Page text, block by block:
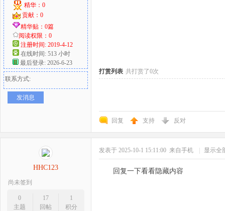
爱
精华：0
贡献：0
精华贴：0篇
阅读权限：0
注册时间: 2019-4-12
在线时间: 513 小时
最后登录: 2026-6-23
联系方式:
发消息
打赏列表 共打赏了0次
回复 支持 反对
HHC123
尚未签到
0
主题
17
回帖
1
积分
发表于 2025-10-1 15:11:00 来自手机 显示全
回复一下看看隐藏内容